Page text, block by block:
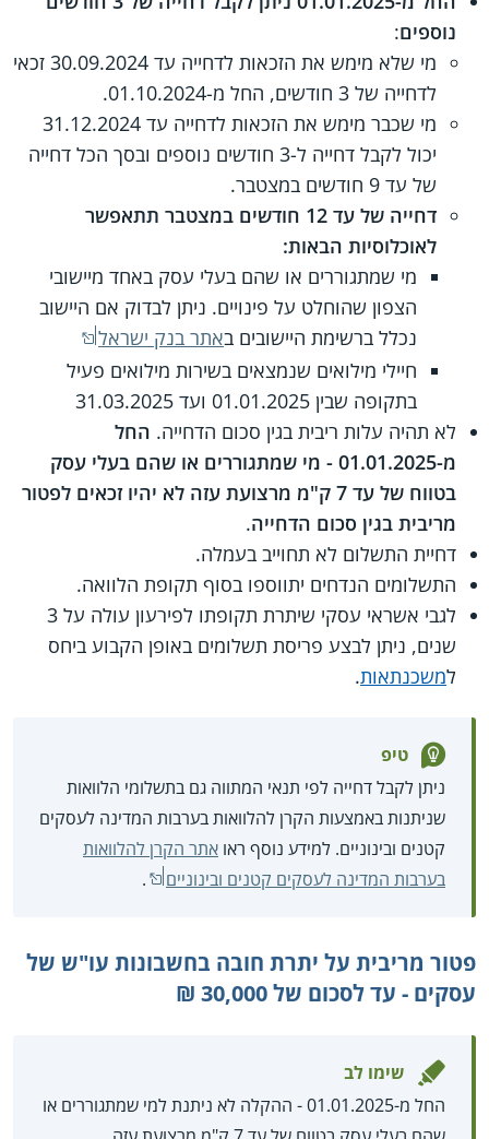
נוספים:
מי שלא מימש את הזכאות לדחייה עד 30.09.2024 זכאי
לדחייה של 3 חודשים, החל מ-01.10.2024.
מי שכבר מימש את הזכאות לדחייה עד 31.12.2024
יכול לקבל דחייה ל-3 חודשים נוספים ובסך הכל דחייה
של עד 9 חודשים במצטבר.
דחייה של עד 12 חודשים במצטבר תתאפשר
לאוכלוסיות הבאות:
מי שמתגוררים או שהם בעלי עסק באחד מיישובי
הצפון שהוחלט על פינויים. ניתן לבדוק אם היישוב
נכלל ברשימת היישובים באתר בנק ישראל
חיילי מילואים שנמצאים בשירות מילואים פעיל
בתקופה שבין 01.01.2025 ועד 31.03.2025
לא תהיה עלות ריבית בגין סכום הדחייה. החל
מ-01.01.2025 - מי שמתגוררים או שהם בעלי עסק
בטווח של עד 7 ק"מ מרצועת עזה לא יהיו זכאים לפטור
מריבית בגין סכום הדחייה.
דחיית התשלום לא תחוייב בעמלה.
התשלומים הנדחים יתווספו בסוף תקופת הלוואה.
לגבי אשראי עסקי שיתרת תקופתו לפירעון עולה על 3
שנים, ניתן לבצע פריסת תשלומים באופן הקבוע ביחס
למשכנתאות.
טיפ
ניתן לקבל דחייה לפי תנאי המתווה גם בתשלומי הלוואות
שניתנות באמצעות הקרן להלוואות בערבות המדינה לעסקים
קטנים ובינוניים. למידע נוסף ראו אתר הקרן להלוואות
בערבות המדינה לעסקים קטנים ובינוניים
.
פטור מריבית על יתרת חובה בחשבונות עו"ש של
עסקים - עד לסכום של 30,000 ₪
שימו לב
החל מ-01.01.2025 - ההקלה לא ניתנת למי שמתגוררים או